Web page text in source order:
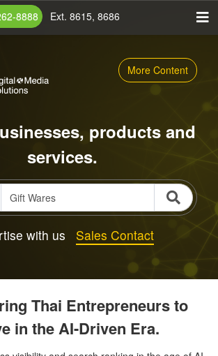
8888 Ext. 8615, 8686
More Content
products and
services.
with us Sales Contact
Thai Entrepreneurs to
in the AI-Driven Era.